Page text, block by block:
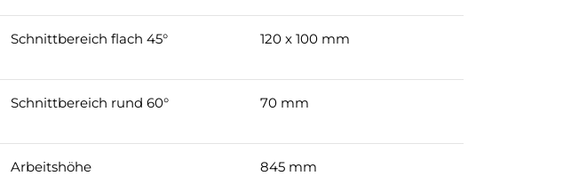
Schnittbereich flach 45° 120 x 100 mm
Schnittbereich rund 60° 70 mm
Arbeitshöhe 845 mm